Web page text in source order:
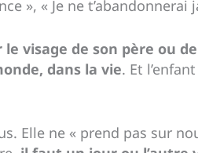
», « Je ne
visage de son père ou
dans la vie. Et
Elle ne « prend pas sur